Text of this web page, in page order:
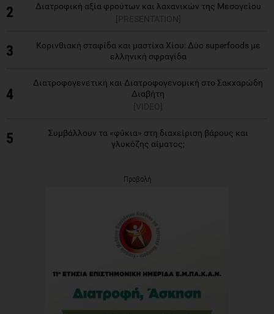
2
Διατροφική αξία φρούτων και λαχανικών της Μεσογείου
[PRESENTATION]
3
Κορινθιακή σταφίδα και μαστίχα Χίου: Δύο superfoods με
ελληνική σφραγίδα
4
Διατροφογενετική και Διατροφογενομική στο Σακχαρώδη
Διαβήτη
[VIDEO]
5
Συμβάλλουν τα «φύκια» στη διαχείριση βάρους και
γλυκόζης αίματος;
Προβολή